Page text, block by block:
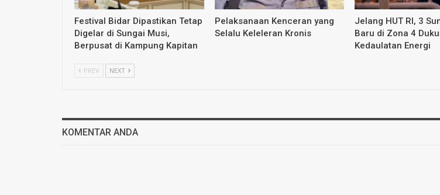
Festival Bidar Dipastikan Tetap
Digelar di Sungai Musi,
Berpusat di Kampung Kapitan
Pelaksanaan Kenceran yang
Selalu Keleleran Kronis
Jelang HUT RI, 3
Baru di Zona 4
Kedaulatan Energi
PREV NEXT
KOMENTAR ANDA